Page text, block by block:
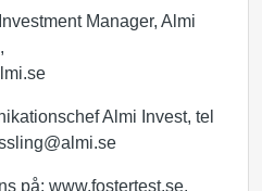
Manager, Almi
Almi Invest, tel
på: www.fostertest.se.